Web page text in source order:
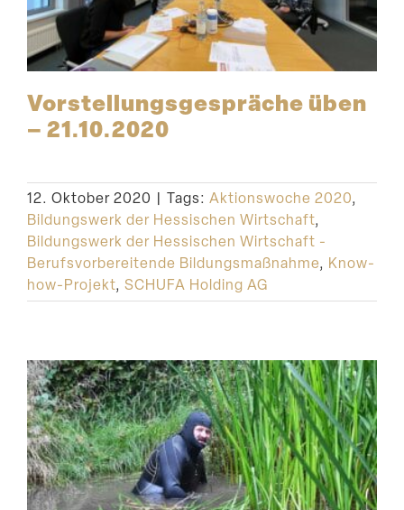
Vorstel­lungs­ge­spräche üben
– 21.10.2020
12. Oktober 2020 | Tags: Aktionswoche 2020,
Bildungswerk der Hessischen Wirtschaft,
Bildungswerk der Hessischen Wirtschaft -
Berufsvorbereitende Bildungsmaßnahme, Know-
how-Projekt, SCHUFA Holding AG